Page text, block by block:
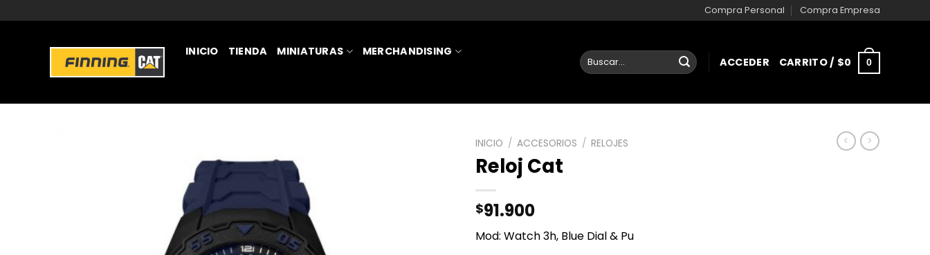
Compra Personal Compra Empresa
INICIO TIENDA MINIATURAS MERCHANDISING
ACCEDER CARRITO / $0 0
INICIO / ACCESORIOS / RELOJES
Reloj Cat
$91.900
Mod: Watch 3h, Blue Dial & Pu